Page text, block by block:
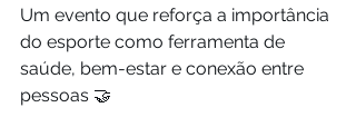
Um evento que reforça a importância
do esporte como ferramenta de
saúde, bem-estar e conexão entre
pessoas 🤝